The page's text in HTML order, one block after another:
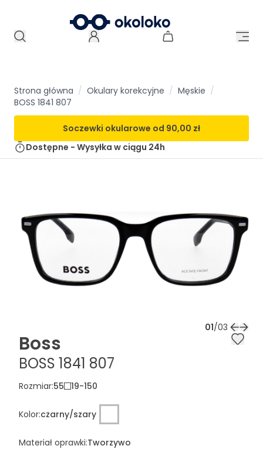
Strona główna / Okulary korekcyjne / Męskie /
BOSS 1841 807
Soczewki okularowe od 90,00 zł
Dostępne - Wysyłka w ciągu 24h
01/03
Boss
BOSS 1841 807
Rozmiar:55 19-150
Kolor:czarny/szary
Materiał oprawki:Tworzywo